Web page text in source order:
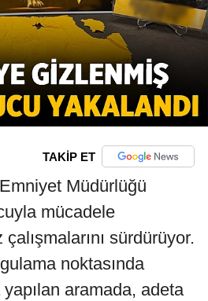
TAKİP ET
Müdürlüğü
mücadele
sürdürüyor.
noktasında
aramada, adeta